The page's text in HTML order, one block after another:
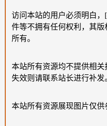
访问本站的用户必须明白
件等不拥有任何权利，其
所有。
本站所有资源均不提供相
失效则请联系站长进行补发
本站所有资源展现图片仅供